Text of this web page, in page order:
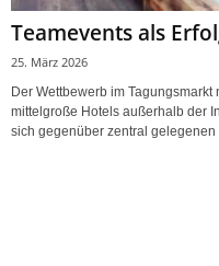
Teamevents als
25. März 2026
Der Wettbewerb im
mittelgroße Hotels außerhalb der
sich gegenüber zentral gelegenen